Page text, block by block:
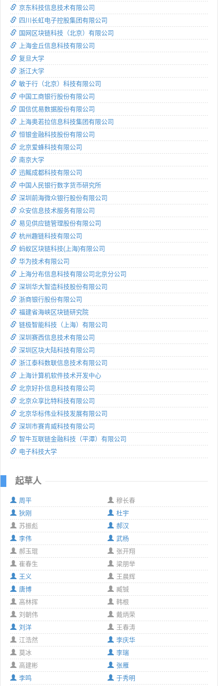
京东科技信息技术有限公司
四川长虹电子控股集团有限公司
国网区块链科技（北京）有限公司
上海金丘信息科技有限公司
复旦大学
浙江大学
敏于行（北京）科技有限公司
中国工商银行股份有限公司
国信优易数据股份有限公司
上海奥若拉信息科技集团有限公司
恒银金融科技股份有限公司
北京爱蜂科技有限公司
南京大学
迅鳐成都科技有限公司
中国人民银行数字货币研究所
深圳前海微众银行股份有限公司
众安信息技术服务有限公司
易见供应链管理股份有限公司
杭州趣链科技有限公司
蚂蚁区块链科技(上海)有限公司
华为技术有限公司
上海分布信息科技有限公司北京分公司
深圳华大智造科技股份有限公司
浙商银行股份有限公司
福建省海峡区块链研究院
链极智能科技（上海）有限公司
深圳赛西信息技术有限公司
深圳区块大陆科技有限公司
浙江泰科数联信息技术有限公司
上海计算机软件技术开发中心
北京好扑信息科技有限公司
北京众享比特科技有限公司
北京华标伟业科技发展有限公司
深圳市赛肯威科技有限公司
智牛互联链金融科技（平潭）有限公司
电子科技大学
起草人
周平
穆长春
狄刚
杜宇
苏振彪
郝汉
李伟
武杨
郝玉琨
张开翔
崔春生
梁朋举
王义
王晨辉
唐博
臧铖
高林挥
韩根
刘朝伟
戴炳荣
刘洋
王春涛
江浩然
李庆华
莫冰
李瑞
高建彬
张雁
李鸣
于秀明